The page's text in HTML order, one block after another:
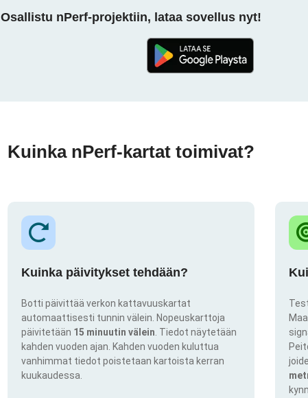
Osallistu nPerf-projektiin, lataa sovellus nyt!
Kuinka nPerf-kartat toimivat?
Kuinka päivitykset tehdään?
Botti päivittää verkon kattavuuskartat
automaattisesti tunnin välein. Nopeuskarttoja
päivitetään 15 minuutin välein . Tiedot näytetään
kahden vuoden ajan. Kahden vuoden kuluttua
vanhimmat tiedot poistetaan kartoista kerran
kuukaudessa.